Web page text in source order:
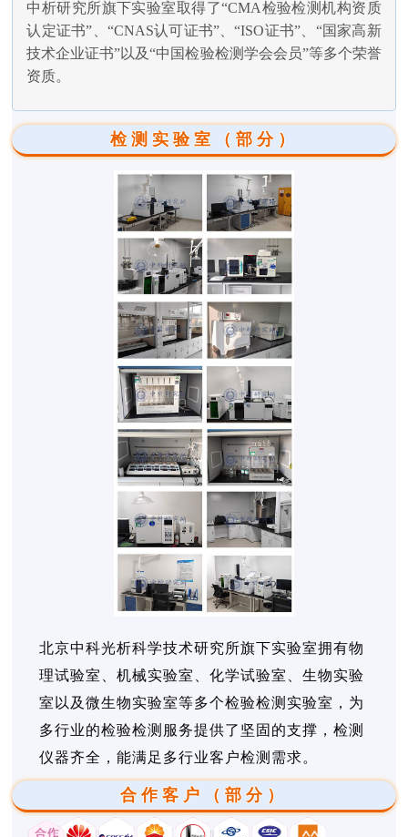
中析研究所旗下实验室取得了“CMA检验检测机构资质
认定证书”、“CNAS认可证书”、“ISO证书”、“国家高新
技术企业证书”以及“中国检验检测学会会员”等多个荣誉
资质。
检测实验室（部分）
北京中科光析科学技术研究所旗下实验室拥有物
理试验室、机械实验室、化学试验室、生物实验
室以及微生物实验室等多个检验检测实验室，为
多行业的检验检测服务提供了坚固的支撑，检测
仪器齐全，能满足多行业客户检测需求。
合作客户（部分）